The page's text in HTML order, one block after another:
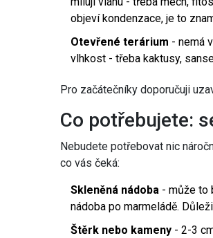
objeví kondenzace, je to
Otevřené terárium - nemá
vlhkost - třeba kaktusy,
Pro začátečníky doporučuji
Co potřebujete:
Nebudete potřebovat nic
co vás čeká:
Skleněná nádoba - může to
nádoba po marmeládě.
Štěrk nebo kameny - 2-3